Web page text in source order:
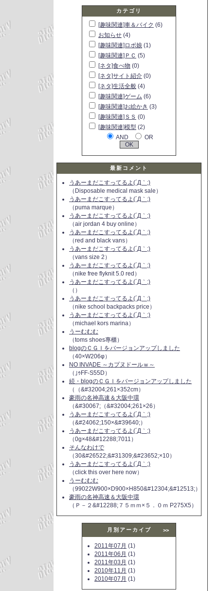
カテゴリ
[趣味関連]車＆バイク (6)
お知らせ (4)
[趣味関連]ロボ娘 (1)
[趣味関連]ＰＣ (5)
[ネタ]食べ物 (0)
[ネタ]サイト紹介 (0)
[ネタ]生活全般 (4)
[趣味関連]ゲーム (6)
[趣味関連]お絵かき (3)
[趣味関連]ＳＳ (0)
[趣味関連]模型 (2)
AND
OR
最新コメント
うあーまだこすってるよ(´Д｀;)
（Disposable medical mask sale）
うあーまだこすってるよ(´Д｀;)
（puma marque）
うあーまだこすってるよ(´Д｀;)
（air jordan 4 buy online）
うあーまだこすってるよ(´Д｀;)
（red and black vans）
うあーまだこすってるよ(´Д｀;)
（vans size 2）
うあーまだこすってるよ(´Д｀;)
（nike free flyknit 5.0 red）
うあーまだこすってるよ(´Д｀;)
（）
うあーまだこすってるよ(´Д｀;)
（nike school backpacks price）
うあーまだこすってるよ(´Д｀;)
（michael kors marina）
うーむむむ
（toms shoes專櫃）
blogのＣＧＩをバージョンアップしました
（40×W206φ）
NO INVADE ～カプヌドールｗ～
（｣ｩFF-S55D）
続・blogのＣＧＩをバージョンアップしました
（（&#32004;261×352cm）
豪雨の名神高速＆大阪中環
（&#30067;（&#32004;261×26）
うあーまだこすってるよ(´Д｀;)
（&#24062;150×&#39640;）
うあーまだこすってるよ(´Д｀;)
（0g×48&#12288;7011）
そんなわけで
（30&#26522;&#31309;&#23652;×10）
うあーまだこすってるよ(´Д｀;)
（click this over here now）
うーむむむ
（99022W900×D900×H850&#12304;&#12513;）
豪雨の名神高速＆大阪中環
（Ｐ－２&#12288;７５ｍｍ×５．０ｍ P275X5）
月別アーカイブ >>
2011年07月 (1)
2011年06月 (1)
2011年03月 (1)
2010年11月 (1)
2010年07月 (1)